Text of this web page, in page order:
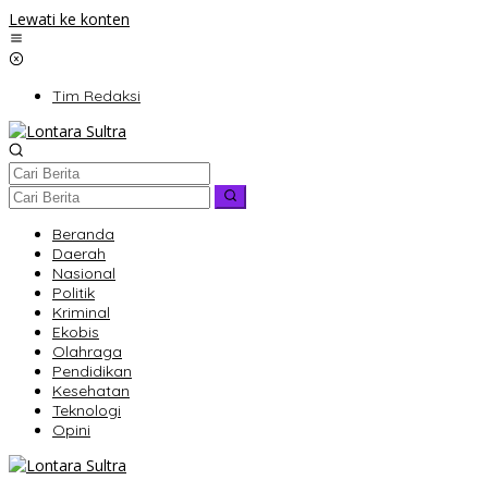
Lewati ke konten
Tim Redaksi
Beranda
Daerah
Nasional
Politik
Kriminal
Ekobis
Olahraga
Pendidikan
Kesehatan
Teknologi
Opini